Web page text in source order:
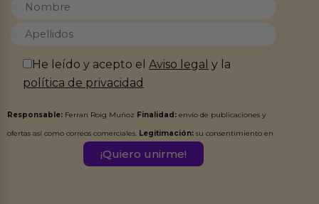
He leído y acepto elAviso legal y la
política de privacidad
Responsable: Ferran Roig Muñoz Finalidad: envío de publicaciones y
ofertas así como correos comerciales. Legitimación: su consentimiento en
Destinatarios:Ferran Roig Muñoz. Podrás ejercer tus